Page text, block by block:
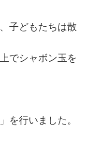
子どもたちは散
でシャボン玉を
を行いました。